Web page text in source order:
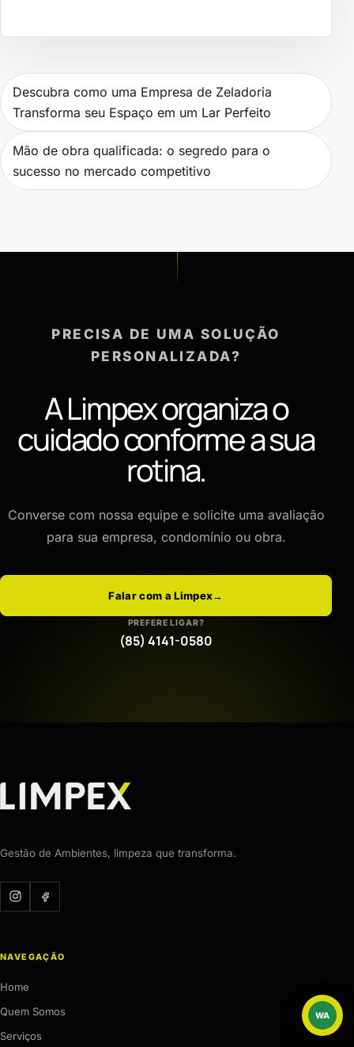
Navegação de Post
Descubra como uma Empresa de Zeladoria
Transforma seu Espaço em um Lar Perfeito
Mão de obra qualificada: o segredo para o
sucesso no mercado competitivo
PRECISA DE UMA SOLUÇÃO
PERSONALIZADA?
A Limpex organiza o
cuidado conforme a sua
rotina.
Converse com nossa equipe e solicite uma avaliação
para sua empresa, condomínio ou obra.
Falar com a Limpex→
PREFERE LIGAR?
(85) 4141-0580
Gestão de Ambientes, limpeza que transforma.
NAVEGAÇÃO
Home
Quem Somos
Serviços
WA